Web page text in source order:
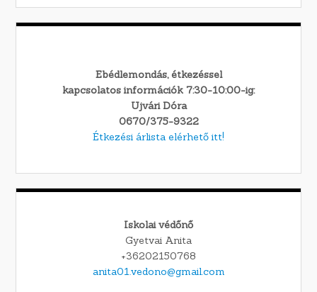
Ebédlemondás, étkezéssel
kapcsolatos információk 7:30-10:00-ig:
Ujvári Dóra
0670/375-9322
Étkezési árlista elérhető itt!
Iskolai védőnő
Gyetvai Anita
+36202150768
anita01.vedono@gmail.com